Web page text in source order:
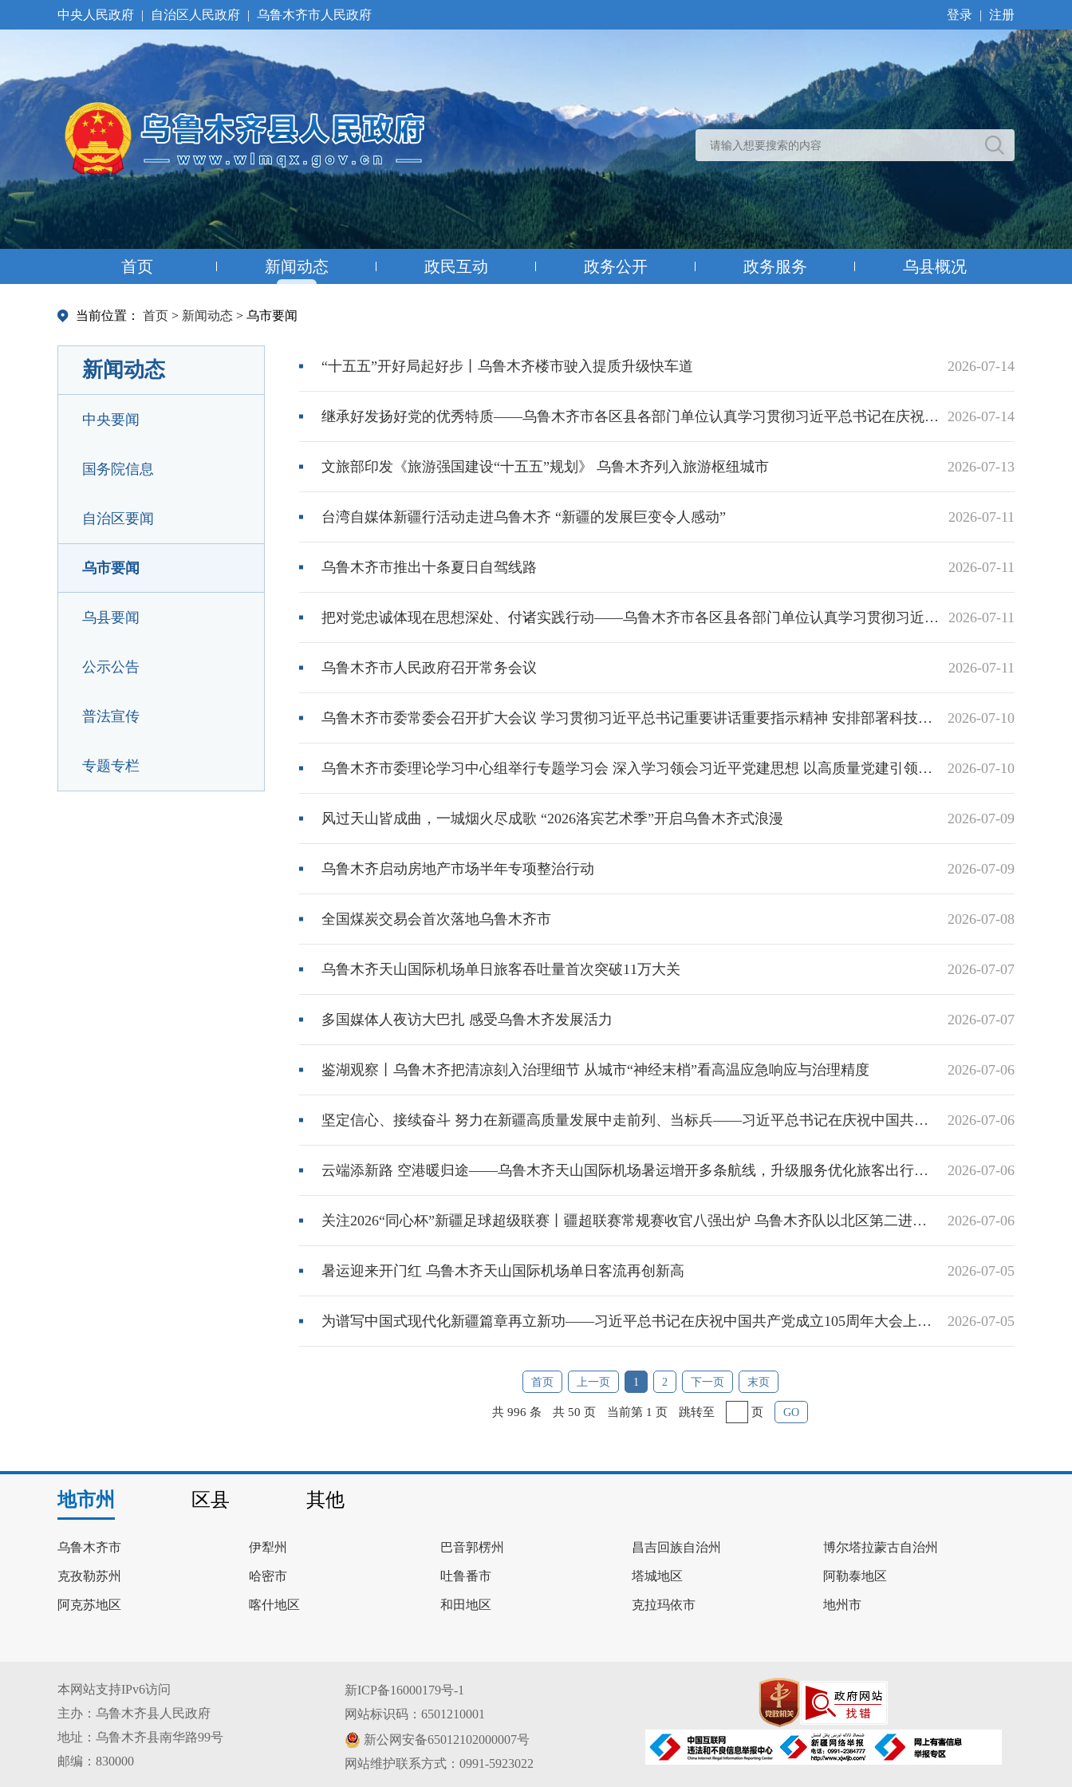
中央人民政府 | 自治区人民政府 | 乌鲁木齐市人民政府 登录 | 注册
首页 新闻动态 政民互动 政务公开 政务服务 乌县概况
当前位置： 首页 > 新闻动态 > 乌市要闻
新闻动态
中央要闻
国务院信息
自治区要闻
乌市要闻
乌县要闻
公示公告
普法宣传
专题专栏
2026-07-14
“十五五”开好局起好步丨乌鲁木齐楼市驶入提质升级快车道
2026-07-14
继承好发扬好党的优秀特质——乌鲁木齐市各区县各部门单位认真学习贯彻习近平总书记在庆祝中国共产党成立105周年大会上的重要讲话精神
2026-07-13
文旅部印发《旅游强国建设“十五五”规划》 乌鲁木齐列入旅游枢纽城市
2026-07-11
台湾自媒体新疆行活动走进乌鲁木齐 “新疆的发展巨变令人感动”
2026-07-11
乌鲁木齐市推出十条夏日自驾线路
2026-07-11
把对党忠诚体现在思想深处、付诸实践行动——乌鲁木齐市各区县各部门单位认真学习贯彻习近平总书记在庆祝中国共产党成立105周年大会上的重要讲话精神
2026-07-11
乌鲁木齐市人民政府召开常务会议
2026-07-10
乌鲁木齐市委常委会召开扩大会议 学习贯彻习近平总书记重要讲话重要指示精神 安排部署科技创新和防汛减灾救灾工作 王琳主持会议
2026-07-10
乌鲁木齐市委理论学习中心组举行专题学习会 深入学习领会习近平党建思想 以高质量党建引领保障乌鲁木齐高质量发展 王琳主持并讲话
2026-07-09
风过天山皆成曲，一城烟火尽成歌 “2026洛宾艺术季”开启乌鲁木齐式浪漫
2026-07-09
乌鲁木齐启动房地产市场半年专项整治行动
2026-07-08
全国煤炭交易会首次落地乌鲁木齐市
2026-07-07
乌鲁木齐天山国际机场单日旅客吞吐量首次突破11万大关
2026-07-07
多国媒体人夜访大巴扎 感受乌鲁木齐发展活力
2026-07-06
鉴湖观察丨乌鲁木齐把清凉刻入治理细节 从城市“神经末梢”看高温应急响应与治理精度
2026-07-06
坚定信心、接续奋斗 努力在新疆高质量发展中走前列、当标兵——习近平总书记在庆祝中国共产党成立105周年大会上的重要讲话鼓舞乌鲁木齐社会各界团结奋进勇毅前行
2026-07-06
云端添新路 空港暖归途——乌鲁木齐天山国际机场暑运增开多条航线，升级服务优化旅客出行体验
2026-07-06
关注2026“同心杯”新疆足球超级联赛丨疆超联赛常规赛收官八强出炉 乌鲁木齐队以北区第二进入淘汰赛，7月12日主场迎战吐鲁番队
2026-07-05
暑运迎来开门红 乌鲁木齐天山国际机场单日客流再创新高
2026-07-05
为谱写中国式现代化新疆篇章再立新功——习近平总书记在庆祝中国共产党成立105周年大会上的重要讲话坚定乌鲁木齐社会各界砥砺前行信心
首页 上一页 1 2 下一页 末页
共 996 条 共 50 页 当前第 1 页 跳转至 页 GO
地市州 区县 其他
乌鲁木齐市 伊犁州 巴音郭楞州 昌吉回族自治州 博尔塔拉蒙古自治州
克孜勒苏州 哈密市 吐鲁番市 塔城地区 阿勒泰地区
阿克苏地区 喀什地区 和田地区 克拉玛依市 地州市
本网站支持IPv6访问
主办：乌鲁木齐县人民政府
地址：乌鲁木齐县南华路99号
邮编：830000
新ICP备16000179号-1
网站标识码：6501210001
新公网安备65012102000007号
网站维护联系方式：0991-5923022